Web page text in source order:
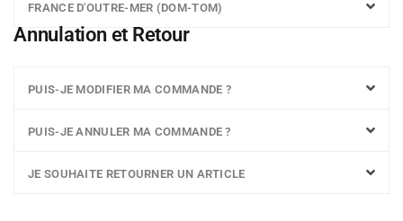
FRANCE D'OUTRE-MER (DOM-TOM)
Annulation et Retour
PUIS-JE MODIFIER MA COMMANDE ?
PUIS-JE ANNULER MA COMMANDE ?
JE SOUHAITE RETOURNER UN ARTICLE